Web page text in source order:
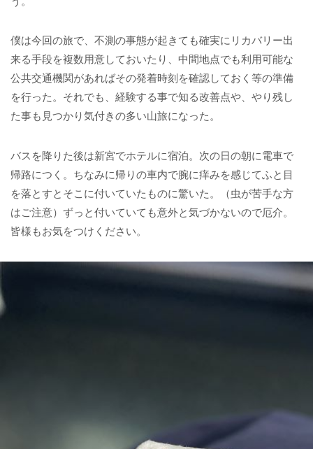
僕は今回の旅で、不測の事態が起きても確実にリカバリー出
来る手段を複数用意しておいたり、中間地点でも利用可能な
公共交通機関があればその発着時刻を確認しておく等の準備
を行った。それでも、経験する事で知る改善点や、やり残し
た事も見つかり気付きの多い山旅になった。
バスを降りた後は新宮でホテルに宿泊。次の日の朝に電車で
帰路につく。ちなみに帰りの車内で腕に痒みを感じてふと目
を落とすとそこに付いていたものに驚いた。（虫が苦手な方
はご注意）ずっと付いていても意外と気づかないので厄介。
皆様もお気をつけください。